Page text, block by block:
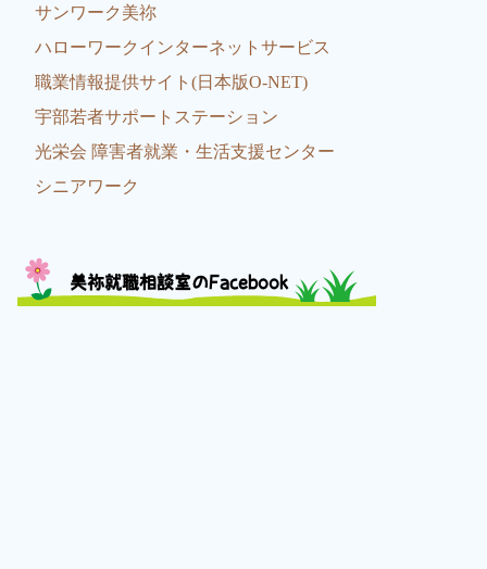
サンワーク美祢
ハローワークインターネットサービス
職業情報提供サイト(日本版O-NET)
宇部若者サポートステーション
光栄会 障害者就業・生活支援センター
シニアワーク
美祢就職相談室のFacebook